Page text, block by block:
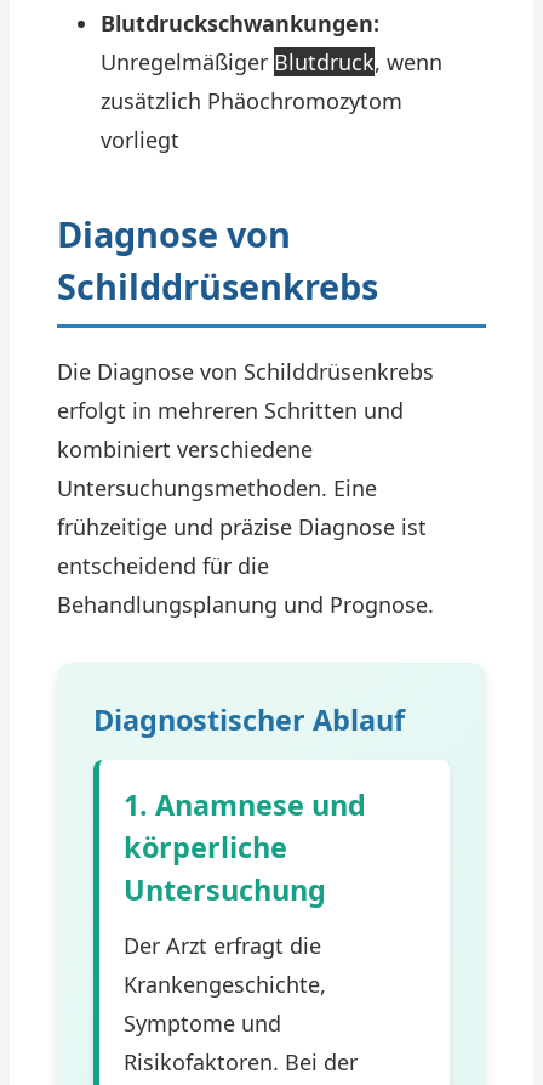
Blutdruckschwankungen:
Unregelmäßiger Blutdruck, wenn
zusätzlich Phäochromozytom
vorliegt
Diagnose von
Schilddrüsenkrebs
Die Diagnose von Schilddrüsenkrebs
erfolgt in mehreren Schritten und
kombiniert verschiedene
Untersuchungsmethoden. Eine
frühzeitige und präzise Diagnose ist
entscheidend für die
Behandlungsplanung und Prognose.
Diagnostischer Ablauf
1. Anamnese und
körperliche
Untersuchung
Der Arzt erfragt die
Krankengeschichte,
Symptome und
Risikofaktoren. Bei der